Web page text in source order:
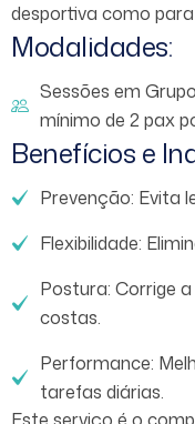
desportiva como
Modalidades:
Sessões em
mínimo de 2 pax
Benefícios e
Prevenção: Evita
Flexibilidade:
Postura: Corrige
costas.
Performance:
tarefas diárias.